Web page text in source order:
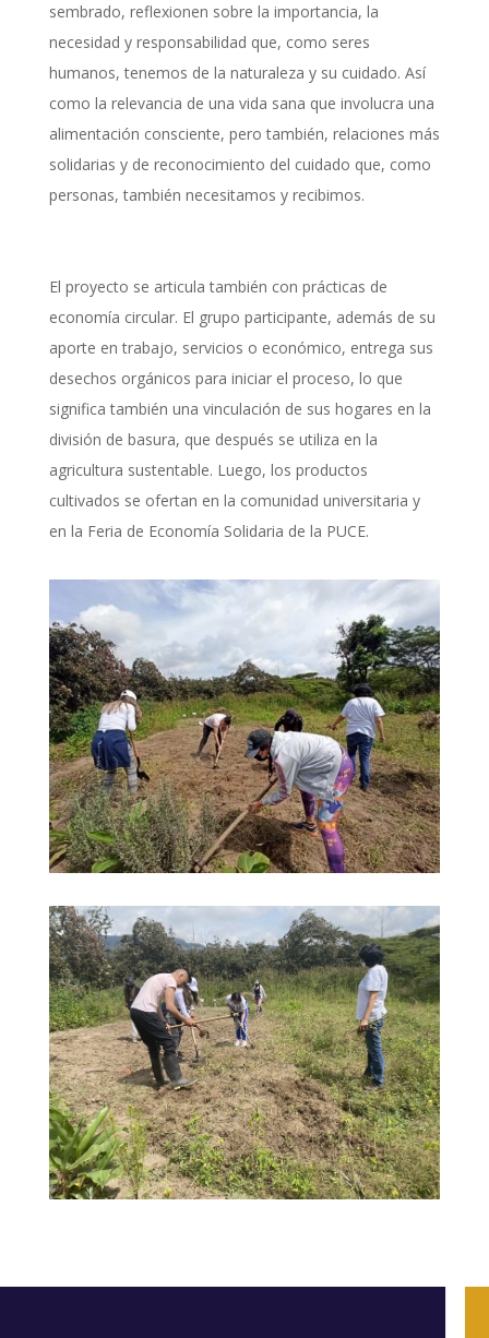
sembrado, reflexionen sobre la importancia, la
necesidad y responsabilidad que, como seres
humanos, tenemos de la naturaleza y su cuidado. Así
como la relevancia de una vida sana que involucra una
alimentación consciente, pero también, relaciones más
solidarias y de reconocimiento del cuidado que, como
personas, también necesitamos y recibimos.
El proyecto se articula también con prácticas de
economía circular. El grupo participante, además de su
aporte en trabajo, servicios o económico, entrega sus
desechos orgánicos para iniciar el proceso, lo que
significa también una vinculación de sus hogares en la
división de basura, que después se utiliza en la
agricultura sustentable. Luego, los productos
cultivados se ofertan en la comunidad universitaria y
en la Feria de Economía Solidaria de la PUCE.